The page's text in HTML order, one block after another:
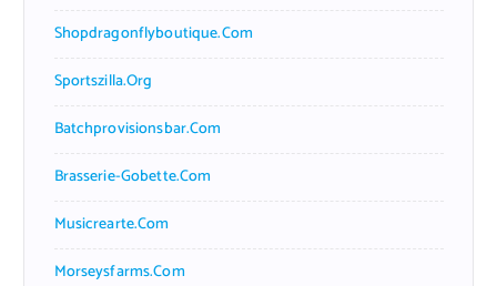
Shopdragonflyboutique.com
Sportszilla.org
Batchprovisionsbar.com
Brasserie-Gobette.com
Musicrearte.com
Morseysfarms.com